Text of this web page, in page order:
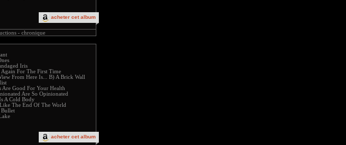
acheter cet album
- chronique
acheter cet album
Iris
For The First Time
From Here Is... B) A Brick Wall
Are Good For Your Health
Are So Opinionated
A Cold Body
The End Of The World
Bullet